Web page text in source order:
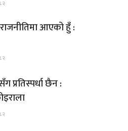
आएको हुँ :
प्रतिस्पर्धा छैन :